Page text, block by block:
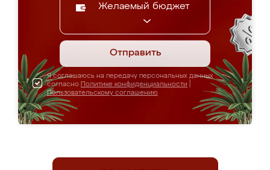
Желаемый бюджет
Отправить
Я соглашаюсь на передачу персональных данных
согласно Политике конфиденциальности
Пользовательскому соглашению